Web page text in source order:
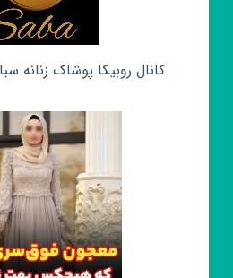
کانال روبیکا پوشاک زنانه